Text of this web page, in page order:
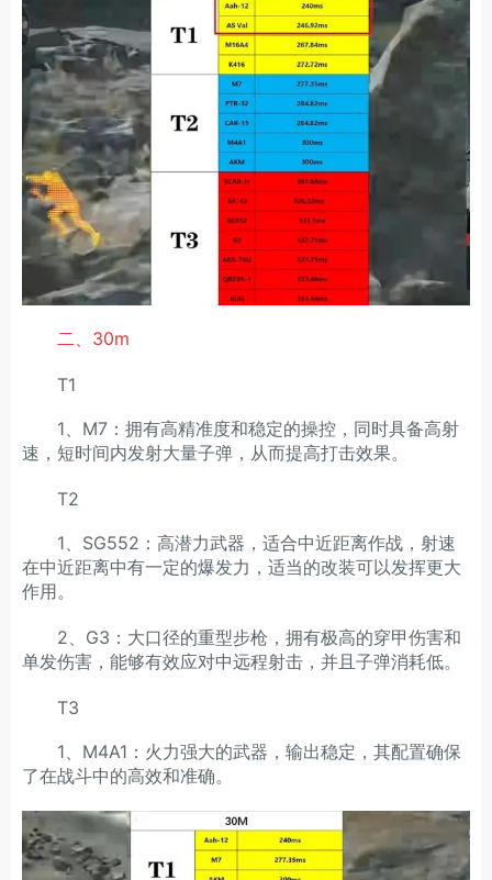
二、30m
T1
1、M7：拥有高精准度和稳定的操控，同时具备高射
速，短时间内发射大量子弹，从而提高打击效果。
T2
1、SG552：高潜力武器，适合中近距离作战，射速
在中近距离中有一定的爆发力，适当的改装可以发挥更大
作用。
2、G3：大口径的重型步枪，拥有极高的穿甲伤害和
单发伤害，能够有效应对中远程射击，并且子弹消耗低。
T3
1、M4A1：火力强大的武器，输出稳定，其配置确保
了在战斗中的高效和准确。